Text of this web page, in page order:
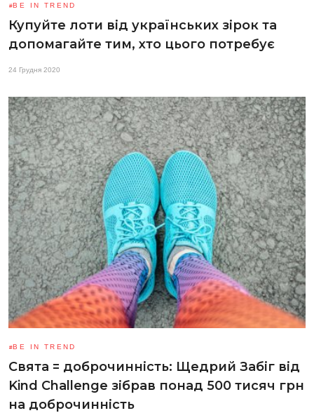
BE IN TREND
Купуйте лоти від українських зірок та
допомагайте тим, хто цього потребує
24 Грудня 2020
BE IN TREND
Свята = доброчинність: Щедрий Забіг від
Kind Challenge зібрав понад 500 тисяч грн
на доброчинність